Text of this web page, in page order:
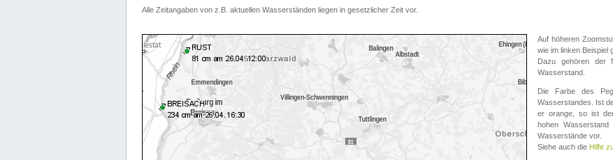
Alle Zeitangaben von z.B. aktuellen Wasserständen liegen in gesetzlicher Zeit vor.
Auf höheren
wie im linken Beispiel
Dazu gehören der
Wasserstand.
Die Farbe des
Wasserstandes. Ist
er orange, so ist
hohen
Wasserstände vor.
Siehe auch die Hilfe